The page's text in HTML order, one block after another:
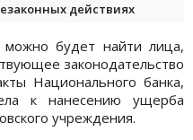
действиях
будет найти лица,
законодательство
Национального банка,
к нанесению ущерба
учреждения.